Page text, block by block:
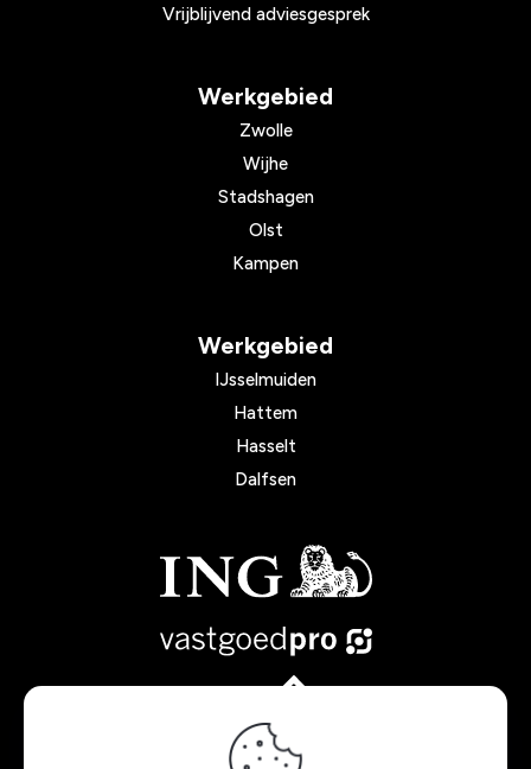
Vrijblijvend adviesgesprek
Werkgebied
Zwolle
Wijhe
Stadshagen
Olst
Kampen
Werkgebied
IJsselmuiden
Hattem
Hasselt
Dalfsen